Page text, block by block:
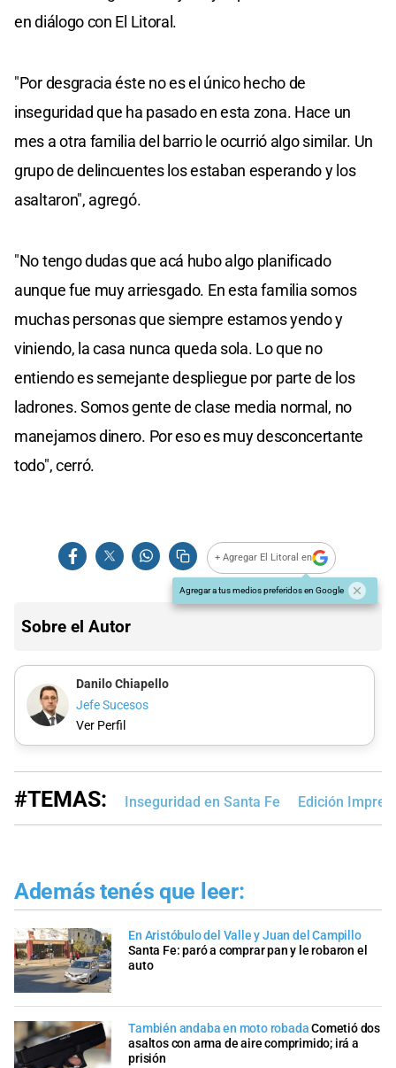
en diálogo con El Litoral.
"Por desgracia éste no es el único hecho de
inseguridad que ha pasado en esta zona. Hace un
mes a otra familia del barrio le ocurrió algo similar. Un
grupo de delincuentes los estaban esperando y los
asaltaron", agregó.
"No tengo dudas que acá hubo algo planificado
aunque fue muy arriesgado. En esta familia somos
muchas personas que siempre estamos yendo y
viniendo, la casa nunca queda sola. Lo que no
entiendo es semejante despliegue por parte de los
ladrones. Somos gente de clase media normal, no
manejamos dinero. Por eso es muy desconcertante
todo", cerró.
+ Agregar El Litoral en
Agregar a tus medios preferidos en Google
Sobre el Autor
Danilo Chiapello
Jefe Sucesos
Ver Perfil
#TEMAS: Inseguridad en Santa Fe Edición
Además tenés que leer:
En Aristóbulo del Valle y Juan del Campillo
Santa Fe: paró a comprar pan y le robaron el
auto
También andaba en moto robadaCometió dos
asaltos con arma de aire comprimido; irá a
prisión